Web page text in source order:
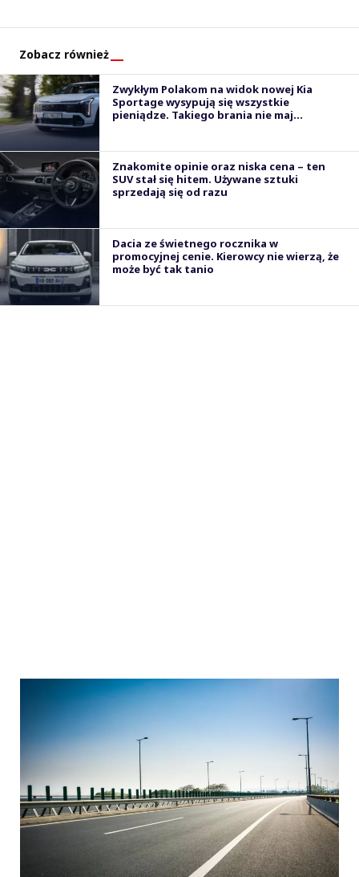
Zobacz również
Zwykłym Polakom na widok nowej Kia
Sportage wysypują się wszystkie
pieniądze. Takiego brania nie maj...
Znakomite opinie oraz niska cena – ten
SUV stał się hitem. Używane sztuki
sprzedają się od razu
Dacia ze świetnego rocznika w
promocyjnej cenie. Kierowcy nie wierzą, że
może być tak tanio